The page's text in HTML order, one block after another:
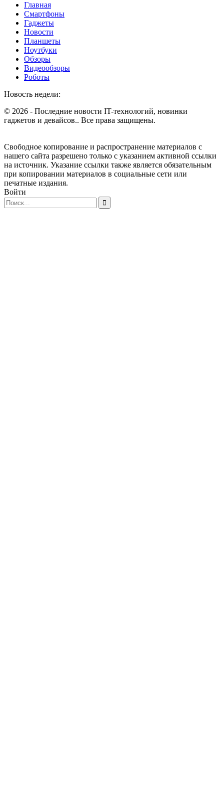
Главная
Смартфоны
Гаджеты
Новости
Планшеты
Ноутбуки
Обзоры
Видеообзоры
Роботы
Новость недели:
© 2026 - Последние новости IT-технологий, новинки
гаджетов и девайсов.. Все права защищены.
Свободное копирование и распространение материалов с
нашего сайта разрешено только с указанием активной ссылки
на источник. Указание ссылки также является обязательным
при копировании материалов в социальные сети или
печатные издания.
Войти